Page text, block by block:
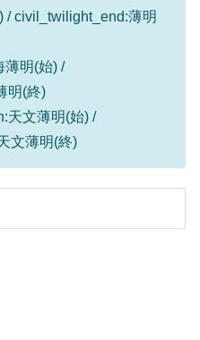
/ civil_twilight_end:薄明
薄明(始) /
明(終)
天文薄明(始) /
文薄明(終)